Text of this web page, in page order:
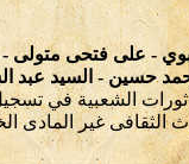
- على فتحى
حسين - السيد عبد
الشعبية في
غير المادى